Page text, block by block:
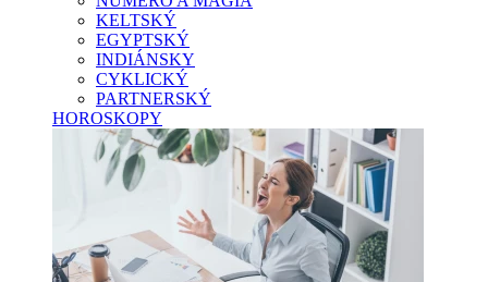
KELTSKÝ
EGYPTSKÝ
INDIÁNSKY
CYKLICKÝ
PARTNERSKÝ
HOROSKOPY